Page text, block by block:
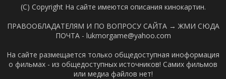
(C) Copyright На сайте имеются описания кинокартин.
ПРАВООБЛАДАТЕЛЯМ И ПО ВОПРОСУ САЙТА → ЖМИ СЮДА
ПОЧТА - lukmorgame@yahoo.com
На сайте размещается только общедоступная иноформация
о фильмах - из общедоступных источников! Самих фильмов
или медиа файлов нет!